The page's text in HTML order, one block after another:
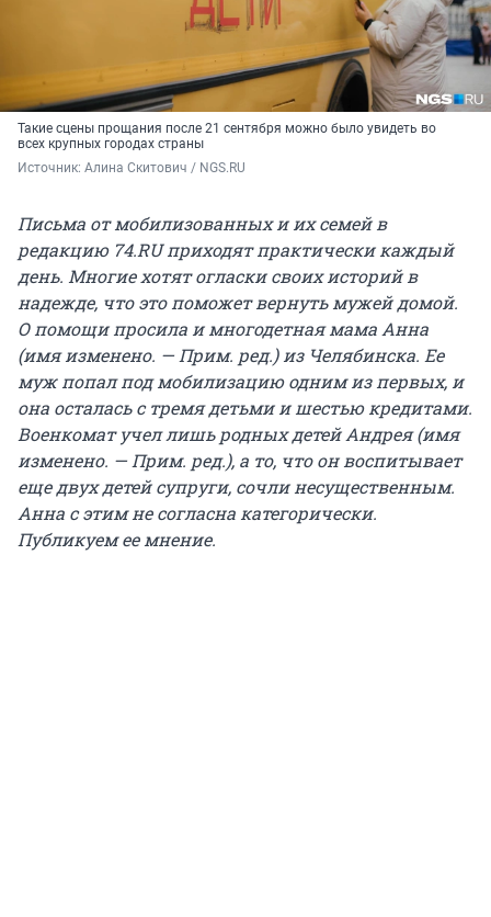
Такие сцены прощания после 21 сентября можно было увидеть во
всех крупных городах страны
Источник: Алина Скитович / NGS.RU
Письма от мобилизованных и их семей в
редакцию 74.RU приходят практически каждый
день. Многие хотят огласки своих историй в
надежде, что это поможет вернуть мужей домой.
О помощи просила и многодетная мама Анна
(имя изменено. — Прим. ред.) из Челябинска. Ее
муж попал под мобилизацию одним из первых, и
она осталась с тремя детьми и шестью кредитами.
Военкомат учел лишь родных детей Андрея (имя
изменено. — Прим. ред.), а то, что он воспитывает
еще двух детей супруги, сочли несущественным.
Анна с этим не согласна категорически.
Публикуем ее мнение.